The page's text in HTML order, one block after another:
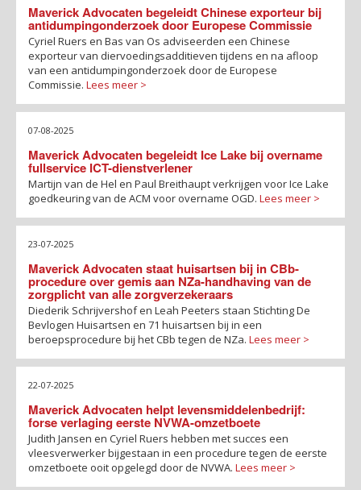
Maverick Advocaten begeleidt Chinese exporteur bij
antidumpingonderzoek door Europese Commissie
Cyriel Ruers en Bas van Os adviseerden een Chinese
exporteur van diervoedingsadditieven tijdens en na afloop
van een antidumpingonderzoek door de Europese
Commissie. Lees meer >
07-08-2025
Maverick Advocaten begeleidt Ice Lake bij overname
fullservice ICT-dienstverlener
Martijn van de Hel en Paul Breithaupt verkrijgen voor Ice Lake
goedkeuring van de ACM voor overname OGD. Lees meer >
23-07-2025
Maverick Advocaten staat huisartsen bij in CBb-
procedure over gemis aan NZa-handhaving van de
zorgplicht van alle zorgverzekeraars
Diederik Schrijvershof en Leah Peeters staan Stichting De
Bevlogen Huisartsen en 71 huisartsen bij in een
beroepsprocedure bij het CBb tegen de NZa. Lees meer >
22-07-2025
Maverick Advocaten helpt levensmiddelenbedrijf:
forse verlaging eerste NVWA-omzetboete
Judith Jansen en Cyriel Ruers hebben met succes een
vleesverwerker bijgestaan in een procedure tegen de eerste
omzetboete ooit opgelegd door de NVWA. Lees meer >